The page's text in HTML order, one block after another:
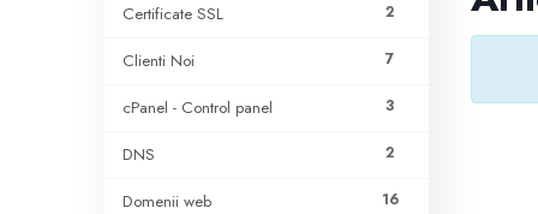
2
Certificate SSL
7
Clienti Noi
3
cPanel - Control panel
2
DNS
16
Domenii web